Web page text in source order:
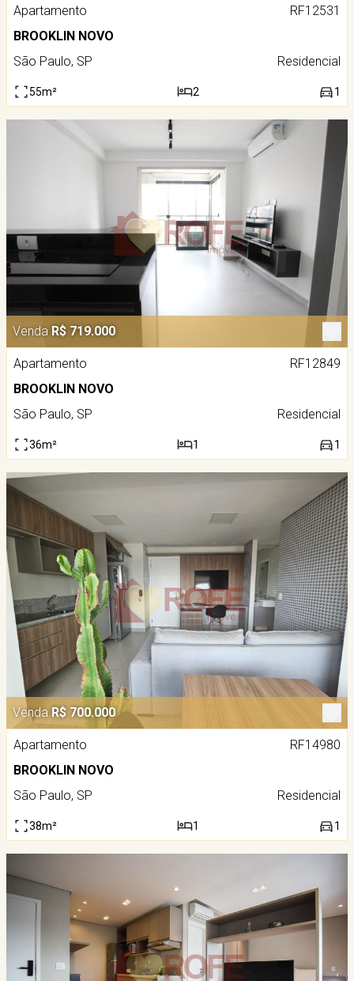
Apartamento
RF12531
BROOKLIN NOVO
São Paulo, SP
Residencial
55m² 2 1
Venda R$ 719.000
Apartamento
RF12849
BROOKLIN NOVO
São Paulo, SP
Residencial
36m² 1 1
Venda R$ 700.000
Apartamento
RF14980
BROOKLIN NOVO
São Paulo, SP
Residencial
38m² 1 1